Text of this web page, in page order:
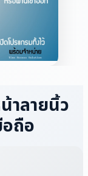
าลายนิ้ว
ถือ